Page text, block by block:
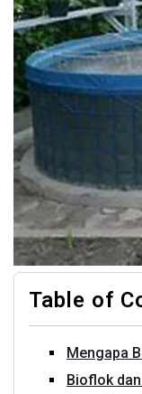
Table of
Mengapa
Bioflok